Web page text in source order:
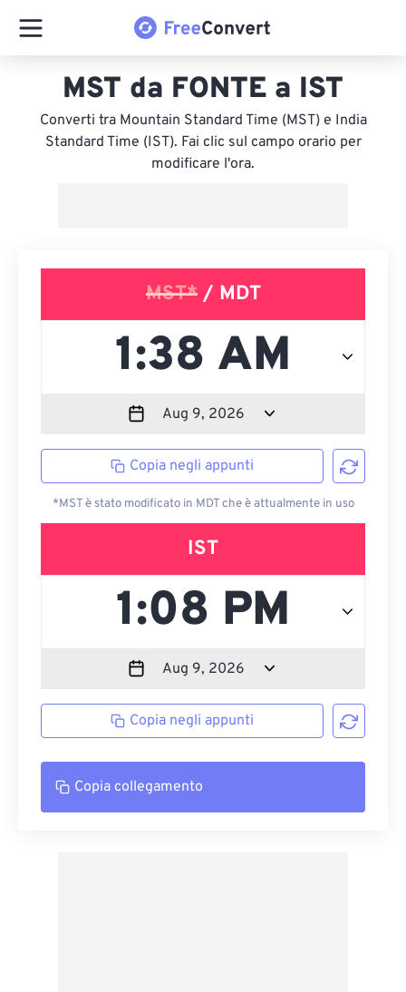
MST da FONTE a IST
Converti tra Mountain Standard Time (MST) e India
Standard Time (IST). Fai clic sul campo orario per
modificare l'ora.
MST*/ MDT
Copia negli appunti
*MST è stato modificato in MDT che è attualmente in uso
IST
Copia negli appunti
Copia collegamento